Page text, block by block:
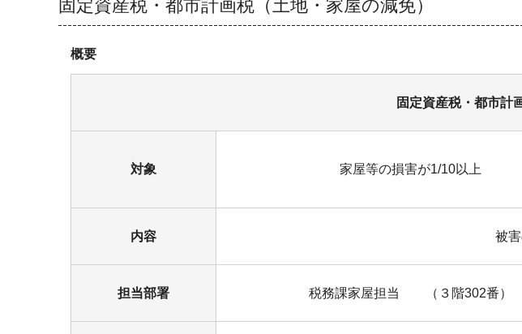
固定資産税・都市計画税（土地・家屋の減免）
概要
固定資産税・都市計
対象 家屋等の損害が1/10以上
内容 被
担当部署 税務課家屋担当 （３階302番）